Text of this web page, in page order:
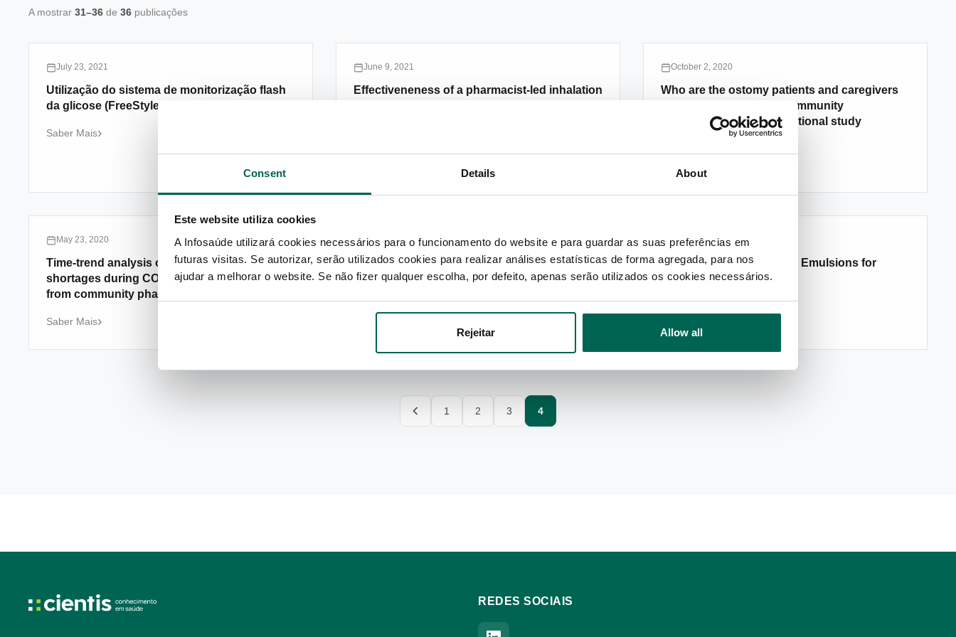
Consent Details About
Este website utiliza cookies
A Infosaúde utilizará cookies necessários para o funcionamento do website e para guardar as suas preferências em
futuras visitas. Se autorizar, serão utilizados cookies para realizar análises estatísticas de forma agregada, para nos
ajudar a melhorar o website. Se não fizer qualquer escolha, por defeito, apenas serão utilizados os cookies necessários.
Rejeitar Allow all
A mostrar 31–36 de 36 publicações
July 23, 2021
Utilização do sistema de monitorização flash
da glicose (FreeStyle Libre) em Portugal
Saber Mais
June 9, 2021
Effectiveneness of a pharmacist-led inhalation
October 2, 2020
Who are the ostomy patients and caregivers
attending Portuguese Community
Pharmacies? A cross-sectional study
May 23, 2020
Time-trend analysis of medicine sales and
shortages during COVID-19 outbreak: Data
from community pharmacies
Saber Mais
May 12, 2020
Costs and consequences of the portuguese
needle exchange programme in community
April 26, 2020
Development of Gel-in-Oil Emulsions for
Khellin Topical Delivery
Anterior
1 2 3 4
REDES SOCIAIS